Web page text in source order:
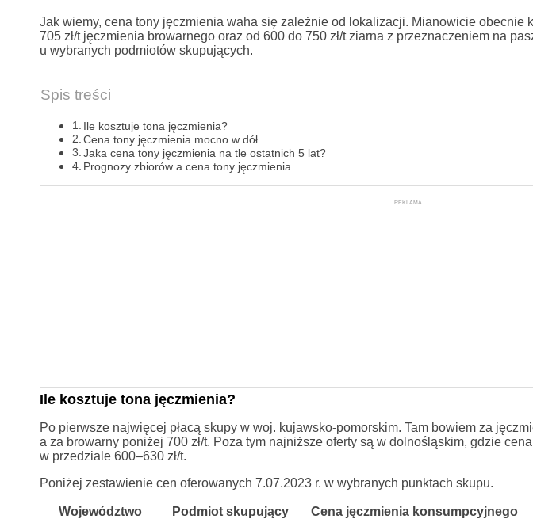
Jak wiemy, cena tony jęczmienia waha się zależnie od lokalizacji. Mianowicie obecnie
705 zł/t jęczmienia browarnego oraz od 600 do 750 zł/t ziarna z przeznaczeniem na
u wybranych podmiotów skupujących.
Spis treści
Ile kosztuje tona jęczmienia?
Cena tony jęczmienia mocno w dół
Jaka cena tony jęczmienia na tle ostatnich 5 lat?
Prognozy zbiorów a cena tony jęczmienia
REKLAMA
Ile kosztuje tona jęczmienia?
Po pierwsze najwięcej płacą skupy w woj. kujawsko-pomorskim. Tam bowiem za
a za browarny poniżej 700 zł/t. Poza tym najniższe oferty są w dolnośląskim, gdzie
w przedziale 600–630 zł/t.
Poniżej zestawienie cen oferowanych 7.07.2023 r. w wybranych punktach skupu.
Województwo Podmiot skupujący Cena jęczmienia konsumpcyjnego